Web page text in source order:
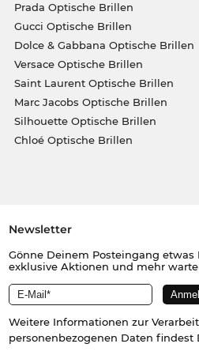
Prada Optische Brillen
Gucci Optische Brillen
Dolce & Gabbana Optische Brillen
Versace Optische Brillen
Saint Laurent Optische Brillen
Marc Jacobs Optische Brillen
Silhouette Optische Brillen
Chloé Optische Brillen
Newsletter
Gönne Deinem Posteingang etwas
exklusive Aktionen und mehr
Weitere Informationen zur
personenbezogenen Daten findest